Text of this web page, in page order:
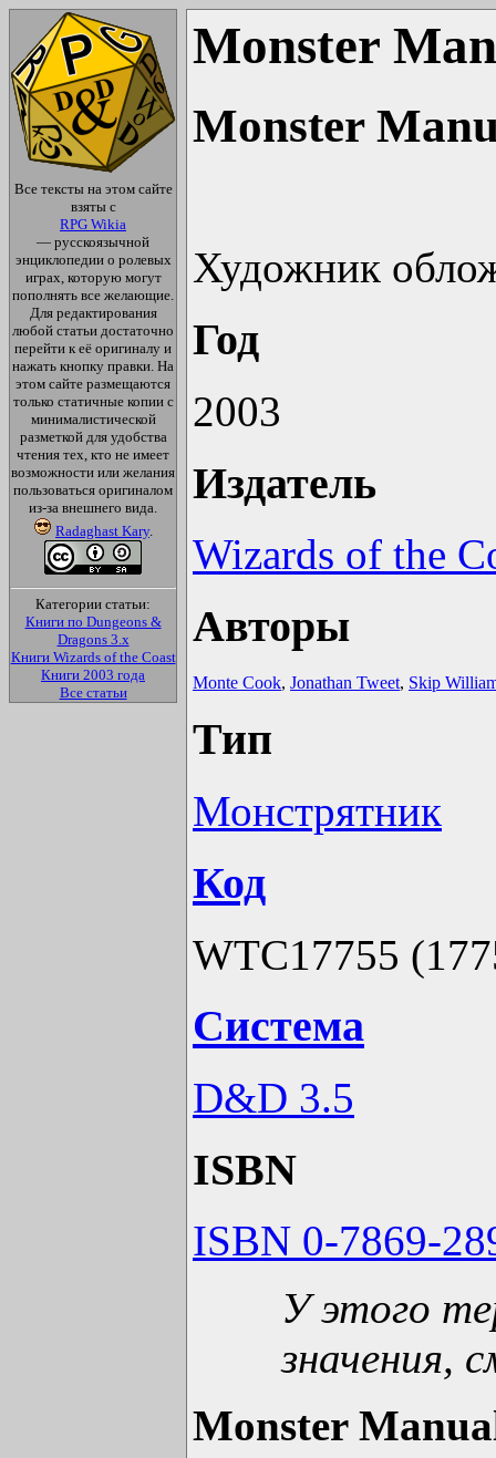
Все тексты на этом сайте
взяты с
RPG Wikia
— русскоязычной
энциклопедии о ролевых
играх, которую могут
пополнять все желающие.
Для редактирования
любой статьи достаточно
перейти к её оригиналу и
нажать кнопку правки. На
этом сайте размещаются
только статичные копии с
минималистической
разметкой для удобства
чтения тех, кто не имеет
возможности или желания
пользоваться оригиналом
из-за внешнего вида.
Radaghast Kary.
Категории статьи:
Книги по Dungeons &
Dragons 3.x
Книги Wizards of the Coast
Книги 2003 года
Все статьи
Monster
Monster
Художник
Год
2003
Издатель
Wizards of the
Авторы
Monte Cook, Jonathan Tweet, Skip
Тип
Монстрятник
Код
WTC17755
Система
D&D 3.5
ISBN
ISBN 0-7869-
У этого
значения,
Monster